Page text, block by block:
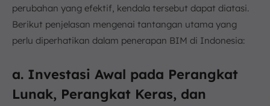
perubahan yang efektif, kendala tersebut dapat diatasi.
Berikut penjelasan mengenai tantangan utama yang
perlu diperhatikan dalam penerapan BIM di Indonesia:
a. Investasi Awal pada Perangkat
Lunak, Perangkat Keras, dan